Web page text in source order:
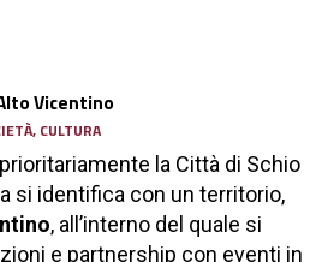
Vicentino
CULTURA
la Città di Schio
si identifica con un territorio,
, all’interno del quale si
e partnership con eventi in